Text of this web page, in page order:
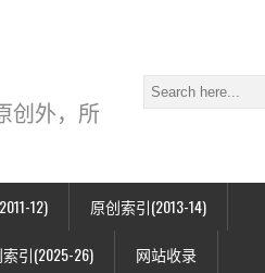
创外，所
12) 原创索引(2013-14)
引(2025-26) 网站收录